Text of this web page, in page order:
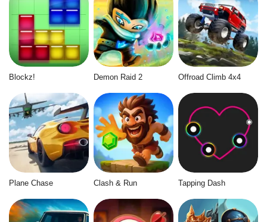
Blockz! Demon Raid 2 Offroad Climb 4x4
Plane Chase Clash & Run Tapping Dash